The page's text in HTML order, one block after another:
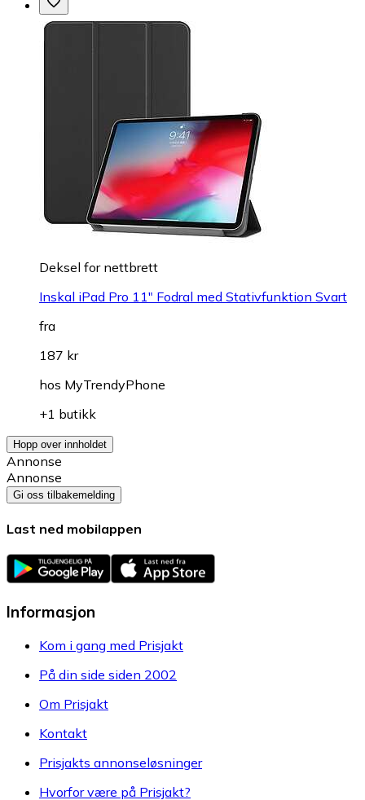
Deksel for nettbrett
Inskal iPad Pro 11" Fodral med Stativfunktion Svart
fra
187 kr
hos MyTrendyPhone
+1 butikk
Hopp over innholdet
Annonse
Annonse
Gi oss tilbakemelding
Last ned mobilappen
Informasjon
Kom i gang med Prisjakt
På din side siden 2002
Om Prisjakt
Kontakt
Prisjakts annonseløsninger
Hvorfor være på Prisjakt?